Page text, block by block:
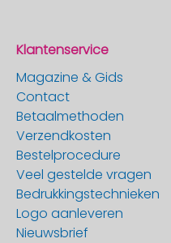
Klantenservice
Magazine & Gids
Contact
Betaalmethoden
Verzendkosten
Bestelprocedure
Veel gestelde vragen
Bedrukkingstechnieken
Logo aanleveren
Nieuwsbrief